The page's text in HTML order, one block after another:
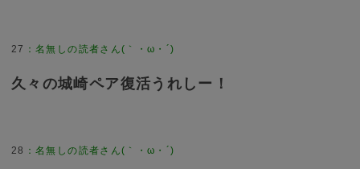
27 ：名無しの読者さん(｀・ω・´)
久々の城崎ペア復活うれしー！
28 ：名無しの読者さん(｀・ω・´)